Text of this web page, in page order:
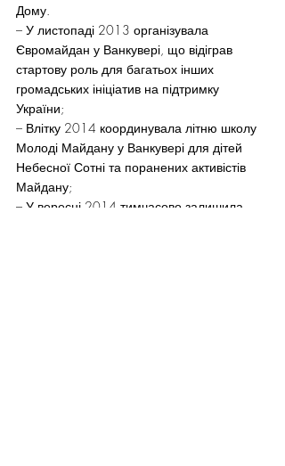
Дому.
– У листопаді 2013 організувала
Євромайдан у Ванкувері, що відіграв
стартову роль для багатьох інших
громадських ініціатив на підтримку
України;
– Влітку 2014 координувала літню школу
Молоді Майдану у Ванкувері для дітей
Небесної Сотні та поранених активістів
Майдану;
– У вересні 2014 тимчасово залишила